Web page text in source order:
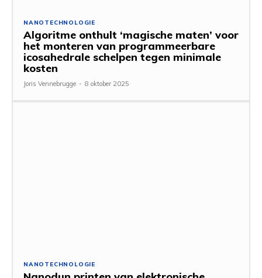
NANOTECHNOLOGIE
Algoritme onthult ‘magische maten’ voor
het monteren van programmeerbare
icosahedrale schelpen tegen minimale
kosten
Joris Vennebrugge - 8 oktober 2025
NANOTECHNOLOGIE